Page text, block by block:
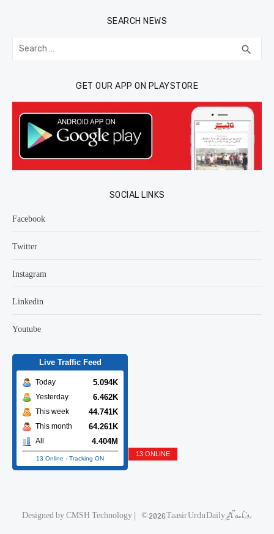
SEARCH NEWS
Search
for: search
GET OUR APP ON PLAYSTORE
SOCIAL LINKS
Facebook
Twitter
Instagram
Linkedin
Youtube
Live Traffic Feed
Today 5.094K
Yesterday 6.462K
This week 44.741K
This month 64.261K
All 4.404M
13 Online - Tracking ON
13 ONLINE
Designed byCMSH Technology| © 2026 Taasir Urdu Daily روزنامه تاثیر